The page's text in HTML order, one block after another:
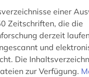
einer
Zeitschriften, die die
derzeit
und
Die
zur Verfügung.